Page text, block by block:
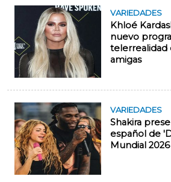
VARIEDADES
Khloé
nuevo
telerrealidad
amigas
VARIEDADES
Shakira
español de
Mundial 2026